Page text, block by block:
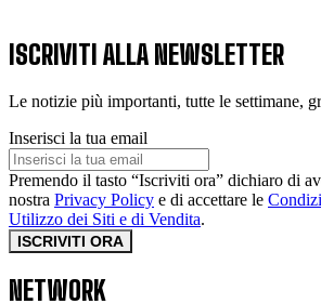
ISCRIVITI ALLA NEWSLETTER
Le notizie più importanti, tutte le settimane,
Inserisci la tua email
Premendo il tasto “Iscriviti ora” dichiaro di
nostra Privacy Policy e di accettare le
Utilizzo dei Siti e di Vendita.
ISCRIVITI ORA
NETWORK